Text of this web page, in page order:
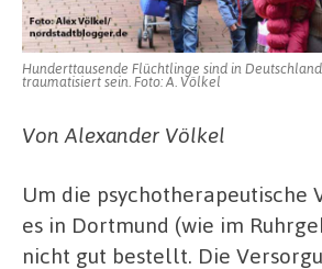
Hunderttausende Flüchtlinge sind in
traumatisiert sein. Foto: A. Völkel
Von Alexander Völkel
Um die psychotherapeutische
es in Dortmund (wie im
nicht gut bestellt. Die